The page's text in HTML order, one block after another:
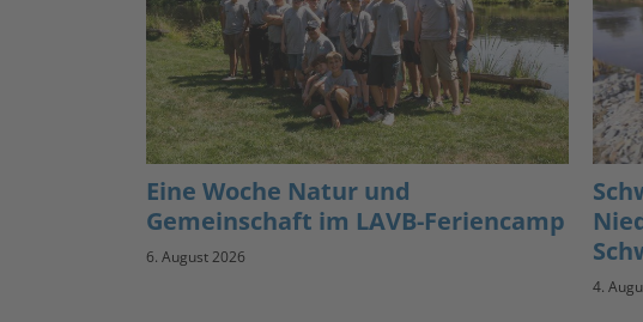
Eine Woche Natur und
Gemeinschaft im LAVB-Feriencamp
6. August 2026
4.